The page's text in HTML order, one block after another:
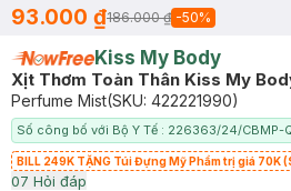
93.000 ₫186.000 ₫ -50%
Kiss My Body
Xịt Thơm Toàn Thân Kiss My
Perfume Mist(SKU: 422221990)
Số công bố với Bộ Y Tế : 226363/24/CBMP-
BILL 249K TẶNG Túi Đựng Mỹ Phẩm trị giá 70K
07 Hỏi đáp